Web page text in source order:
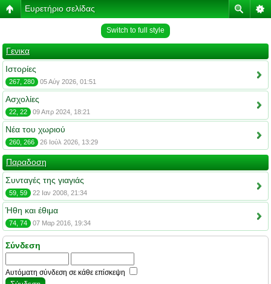
Ευρετήριο σελίδας
Switch to full style
Γενικα
Ιστορίες
267, 280 05 Αύγ 2026, 01:51
Ασχολίες
22, 22 09 Απρ 2024, 18:21
Νέα του χωριού
260, 266 26 Ιούλ 2026, 13:29
Παραδοση
Συνταγές της γιαγιάς
59, 59 22 Ιαν 2008, 21:34
Ήθη και έθιμα
74, 74 07 Μαρ 2016, 19:34
Σύνδεση
Αυτόματη σύνδεση σε κάθε επίσκεψη